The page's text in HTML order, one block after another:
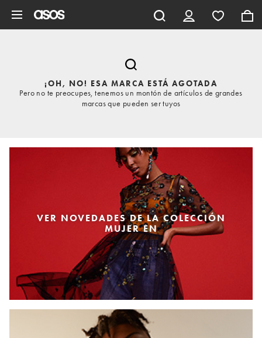
¡OH, NO! ESA MARCA ESTÁ AGOTADA
Pero no te preocupes, tenemos un montón de artículos de grandes
marcas que pueden ser tuyos
VER NOVEDADES DE LA COLECCIÓN
MUJER EN